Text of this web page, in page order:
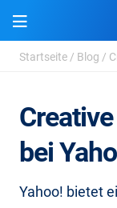
Startseite / Blog /
bei
Yahoo! bietet